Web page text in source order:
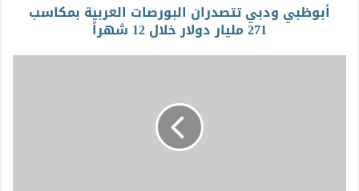
أبوظبي ودبي تتصدران البورصات العربية بمكاسب
271 مليار دولار خلال 12 شهراً